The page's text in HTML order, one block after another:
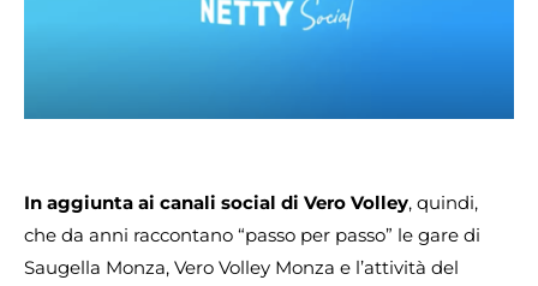
In aggiunta ai canali social di Vero Volley, quindi,
che da anni raccontano “passo per passo” le gare di
Saugella Monza, Vero Volley Monza e l’attività del